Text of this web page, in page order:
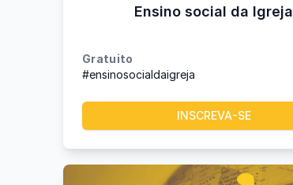
Ensino social da Igreja
Gratuito
#ensinosocialdaigreja
INSCREVA-SE